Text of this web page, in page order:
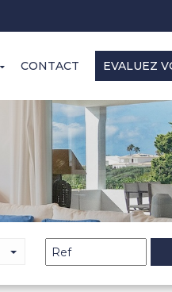
CONTACT EVALUEZ